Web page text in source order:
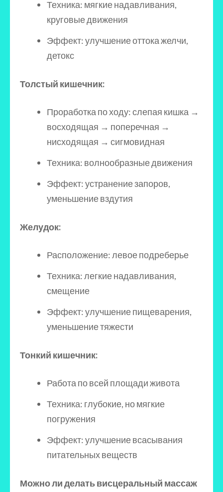
Техника: мягкие надавливания,
круговые движения
Эффект: улучшение оттока желчи,
детокс
Толстый кишечник:
Проработка по ходу: слепая кишка →
восходящая → поперечная →
нисходящая → сигмовидная
Техника: волнообразные движения
Эффект: устранение запоров,
уменьшение вздутия
Желудок:
Расположение: левое подреберье
Техника: легкие надавливания,
смещение
Эффект: улучшение пищеварения,
уменьшение тяжести
Тонкий кишечник:
Работа по всей площади живота
Техника: глубокие, но мягкие
погружения
Эффект: улучшение всасывания
питательных веществ
Можно ли делать висцеральный массаж